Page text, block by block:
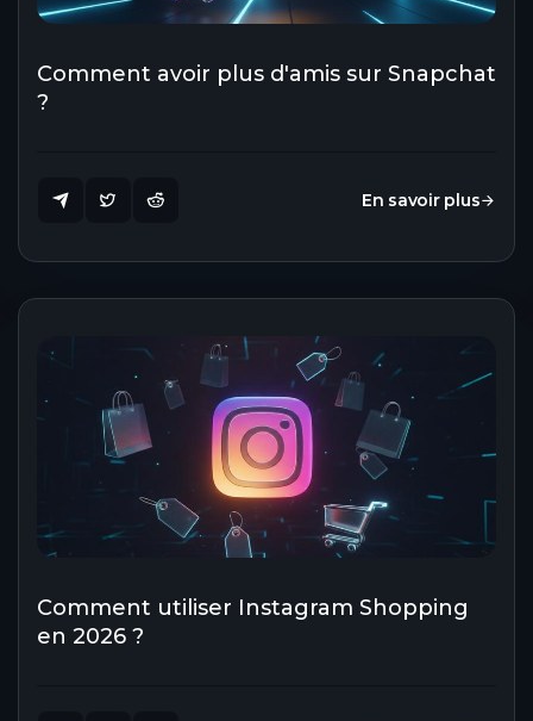
Comment avoir plus d'amis sur Snapchat
?
En savoir plus
Comment utiliser Instagram Shopping
en 2026 ?